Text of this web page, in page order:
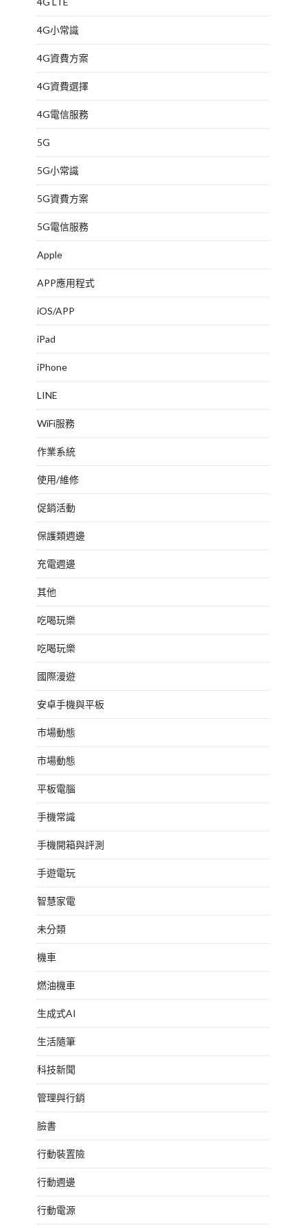
4G小常識
4G資費方案
4G資費選擇
4G電信服務
5G
5G小常識
5G資費方案
5G電信服務
Apple
APP應用程式
iOS/APP
iPad
iPhone
LINE
WiFi服務
作業系統
使用/維修
促銷活動
保護類週邊
充電週邊
其他
吃喝玩樂
吃喝玩樂
國際漫遊
安卓手機與平板
市場動態
市場動態
平板電腦
手機常識
手機開箱與評測
手遊電玩
智慧家電
未分類
機車
燃油機車
生成式AI
生活隨筆
科技新聞
管理與行銷
臉書
行動裝置險
行動週邊
行動電源